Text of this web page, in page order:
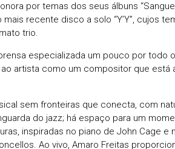
por temas dos seus álbuns “Sangue
mais recente disco a solo “Y’Y”, cujos
trio.
especializada um pouco por todo
artista como um compositor que está
sem fronteiras que conecta, com
do jazz; há espaço para um
inspiradas no piano de John Cage e
Ao vivo, Amaro Freitas